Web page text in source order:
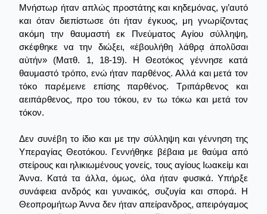
Μνήστωρ ήταν απλώς προστάτης και κηδεμόνας, γι’αυτό
και όταν διεπίστωσε ότι ήταν έγκυος, μη γνωρίζοντας
ακόμη την θαυμαστή εκ Πνεύματος Αγίου σύλληψη,
σκέφθηκε να την διώξει, «ἐβουλήθη λάθρᾳ ἀπολῦσαι
αὐτήν» (Ματθ. 1, 18-19). Η Θεοτόκος γέννησε κατά
θαυμαστό τρόπο, ενώ ήταν παρθένος. Αλλά και μετά τον
τόκο παρέμεινε επίσης παρθένος. Τριπάρθενος και
αειπάρθενος, προ του τόκου, εν τω τόκω και μετά τον
τόκον.
Δεν συνέβη το ίδιο και με την σύλληψη και γέννηση της
Υπεραγίας Θεοτόκου. Γεννήθηκε βέβαια με θαύμα από
στείρους και ηλικιωμένους γονείς, τους αγίους Ιωακείμ και
Άννα. Κατά τα άλλα, όμως, όλα ήταν φυσικά. Υπήρξε
συνάφεια ανδρός και γυναικός, συζυγία και σπορά. Η
Θεοπρομήτωρ Άννα δεν ήταν απείρανδρος, απειρόγαμος